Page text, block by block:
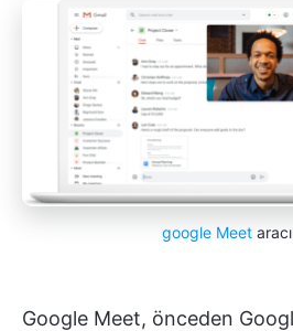
google Meet
Google Meet, önceden